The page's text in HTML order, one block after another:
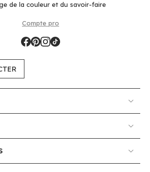
de la couleur et du savoir-faire
Compte pro